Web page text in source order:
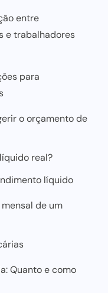
entre
e trabalhadores
para
o orçamento de
real?
líquido
de um
Quanto e como